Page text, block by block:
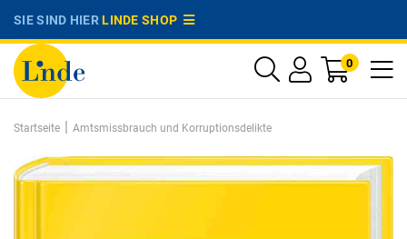
SIE SIND HIERLINDE SHOP
0
Startseite | Amtsmissbrauch und Korruptionsdelikte